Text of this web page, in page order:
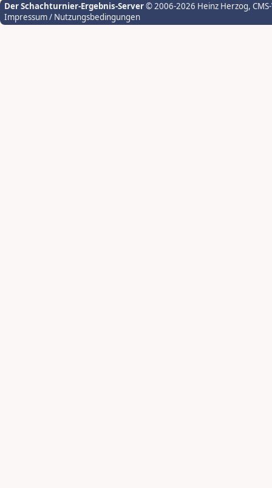
Der Schachturnier-Ergebnis-Server© 2006-2026 Heinz Herzog,
Impressum / Nutzungsbedingungen